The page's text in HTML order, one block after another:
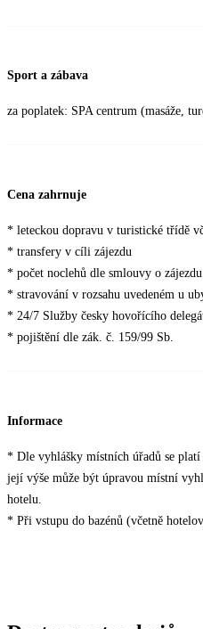
Sport a zábava
za poplatek: SPA centrum (masáže,
Cena zahrnuje
* leteckou dopravu v turistické třídě
* transfery v cíli zájezdu
* počet noclehů dle smlouvy o zájezdu
* stravování v rozsahu uvedeném u
* 24/7 Služby česky hovořícího
* pojištění dle zák. č. 159/99 Sb.
Informace
* Dle vyhlášky místních úřadů se
její výše může být úpravou místní
hotelu.
* Při vstupu do bazénů (včetně